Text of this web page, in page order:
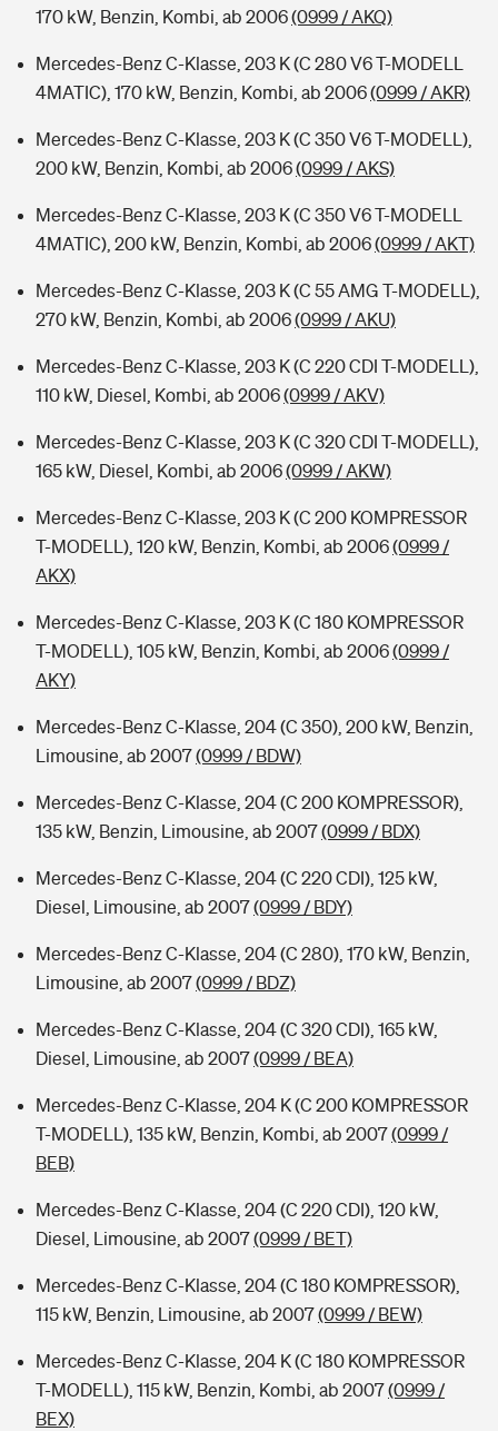
170 kW, Benzin, Kombi, ab 2006(0999 / AKQ)
Mercedes-Benz C-Klasse, 203 K (C 280 V6 T-MODELL
4MATIC), 170 kW, Benzin, Kombi, ab 2006(0999 / AKR)
Mercedes-Benz C-Klasse, 203 K (C 350 V6 T-MODELL),
200 kW, Benzin, Kombi, ab 2006(0999 / AKS)
Mercedes-Benz C-Klasse, 203 K (C 350 V6 T-MODELL
4MATIC), 200 kW, Benzin, Kombi, ab 2006(0999 / AKT)
Mercedes-Benz C-Klasse, 203 K (C 55 AMG T-MODELL),
270 kW, Benzin, Kombi, ab 2006(0999 / AKU)
Mercedes-Benz C-Klasse, 203 K (C 220 CDI T-MODELL),
110 kW, Diesel, Kombi, ab 2006(0999 / AKV)
Mercedes-Benz C-Klasse, 203 K (C 320 CDI T-MODELL),
165 kW, Diesel, Kombi, ab 2006(0999 / AKW)
Mercedes-Benz C-Klasse, 203 K (C 200 KOMPRESSOR
T-MODELL), 120 kW, Benzin, Kombi, ab 2006(0999 /
AKX)
Mercedes-Benz C-Klasse, 203 K (C 180 KOMPRESSOR
T-MODELL), 105 kW, Benzin, Kombi, ab 2006(0999 /
AKY)
Mercedes-Benz C-Klasse, 204 (C 350), 200 kW, Benzin,
Limousine, ab 2007(0999 / BDW)
Mercedes-Benz C-Klasse, 204 (C 200 KOMPRESSOR),
135 kW, Benzin, Limousine, ab 2007(0999 / BDX)
Mercedes-Benz C-Klasse, 204 (C 220 CDI), 125 kW,
Diesel, Limousine, ab 2007(0999 / BDY)
Mercedes-Benz C-Klasse, 204 (C 280), 170 kW, Benzin,
Limousine, ab 2007(0999 / BDZ)
Mercedes-Benz C-Klasse, 204 (C 320 CDI), 165 kW,
Diesel, Limousine, ab 2007(0999 / BEA)
Mercedes-Benz C-Klasse, 204 K (C 200 KOMPRESSOR
T-MODELL), 135 kW, Benzin, Kombi, ab 2007(0999 /
BEB)
Mercedes-Benz C-Klasse, 204 (C 220 CDI), 120 kW,
Diesel, Limousine, ab 2007(0999 / BET)
Mercedes-Benz C-Klasse, 204 (C 180 KOMPRESSOR),
115 kW, Benzin, Limousine, ab 2007(0999 / BEW)
Mercedes-Benz C-Klasse, 204 K (C 180 KOMPRESSOR
T-MODELL), 115 kW, Benzin, Kombi, ab 2007(0999 /
BEX)